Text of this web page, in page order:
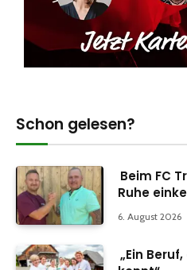
Schon gelesen?
Beim FC
Ruhe
6. August 2026
„Ein